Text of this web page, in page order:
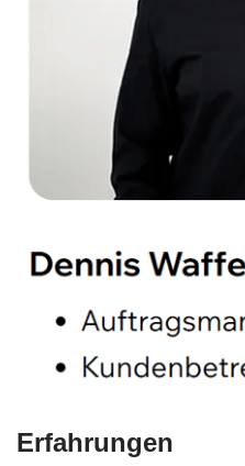
Erfahrungen